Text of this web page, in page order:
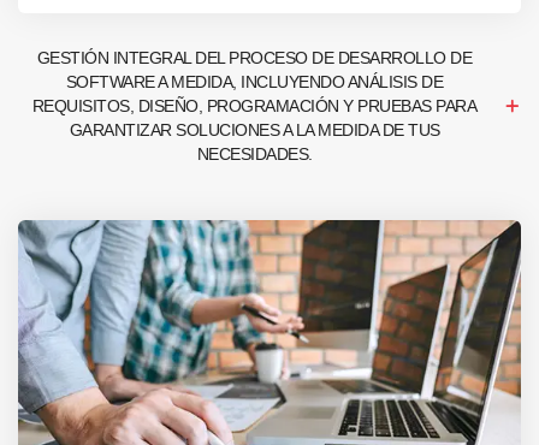
GESTIÓN INTEGRAL DEL PROCESO DE DESARROLLO DE
SOFTWARE A MEDIDA, INCLUYENDO ANÁLISIS DE
REQUISITOS, DISEÑO, PROGRAMACIÓN Y PRUEBAS PARA
GARANTIZAR SOLUCIONES A LA MEDIDA DE TUS
NECESIDADES.